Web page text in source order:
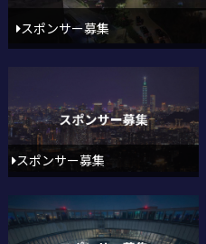
スポンサー募集
スポンサー募集